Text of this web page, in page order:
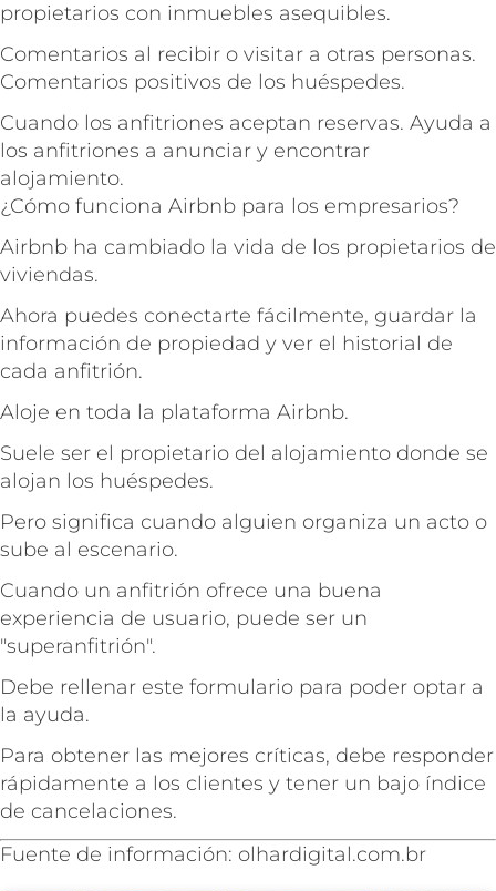
propietarios con inmuebles asequibles.
Comentarios al recibir o visitar a otras personas.
Comentarios positivos de los huéspedes.
Cuando los anfitriones aceptan reservas. Ayuda a
los anfitriones a anunciar y encontrar
alojamiento.
¿Cómo funciona Airbnb para los empresarios?
Airbnb ha cambiado la vida de los propietarios de
viviendas.
Ahora puedes conectarte fácilmente, guardar la
información de propiedad y ver el historial de
cada anfitrión.
Aloje en toda la plataforma Airbnb.
Suele ser el propietario del alojamiento donde se
alojan los huéspedes.
Pero significa cuando alguien organiza un acto o
sube al escenario.
Cuando un anfitrión ofrece una buena
experiencia de usuario, puede ser un
"superanfitrión".
Debe rellenar este formulario para poder optar a
la ayuda.
Para obtener las mejores críticas, debe responder
rápidamente a los clientes y tener un bajo índice
de cancelaciones.
Fuente de información: olhardigital.com.br